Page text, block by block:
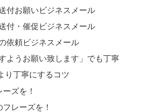
付お願いビジネスメール
付・催促ビジネスメール
依頼ビジネスメール
ようお願い致します」でも丁寧
り丁寧にするコツ
ズを！
レーズを！